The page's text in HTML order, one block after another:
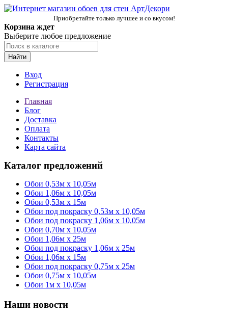
Приобретайте только лучшее и со вкусом!
Корзина ждет
Выберите любое предложение
Найти
Вход
Регистрация
Главная
Блог
Доставка
Оплата
Контакты
Карта сайта
Каталог предложений
Обои 0,53м x 10,05м
Обои 1,06м х 10,05м
Обои 0,53м x 15м
Обои под покраску 0,53м x 10,05м
Обои под покраску 1,06м х 10,05м
Обои 0,70м x 10,05м
Обои 1,06м x 25м
Обои под покраску 1,06м x 25м
Обои 1,06м x 15м
Обои под покраску 0,75м x 25м
Обои 0,75м x 10,05м
Обои 1м х 10,05м
Наши новости